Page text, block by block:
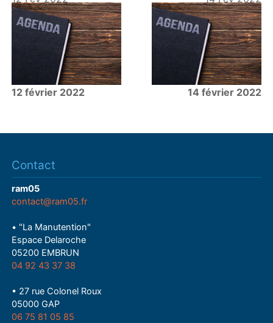
12 février 2022 14 février 2022
Contact
ram05
contact@ram05.fr
• "La Manutention"
Espace Delaroche
05200 EMBRUN
04 92 43 37 38
• 27 rue Colonel Roux
05000 GAP
06 75 81 05 85